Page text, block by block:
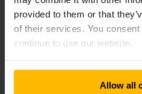
provided to them or that
of their services. You
continue to use our website.
Allow all
акумуляторів
Платформа для оператора